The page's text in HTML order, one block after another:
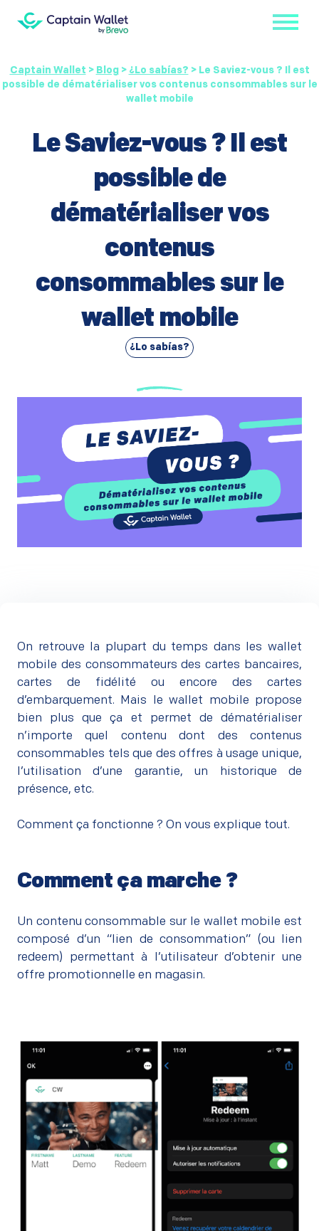
Captain Wallet > Blog> ¿Lo sabías? > Le Saviez-vous ? Il est
possible de dématérialiser vos contenus consommables sur le
wallet mobile
Le Saviez-vous ? Il est
possible de
dématérialiser vos
contenus
consommables sur le
wallet mobile
¿Lo sabías?
On retrouve la plupart du temps dans les wallet
mobile des consommateurs des cartes bancaires,
cartes de fidélité ou encore des cartes
d’embarquement. Mais le wallet mobile propose
bien plus que ça et permet de dématérialiser
n’importe quel contenu dont des contenus
consommables tels que des offres à usage unique,
l’utilisation d’une garantie, un historique de
présence, etc.
Comment ça fonctionne ? On vous explique tout.
Comment ça marche ?
Un contenu consommable sur le wallet mobile est
composé d’un “lien de consommation” (ou lien
redeem) permettant à l’utilisateur d’obtenir une
offre promotionnelle en magasin.